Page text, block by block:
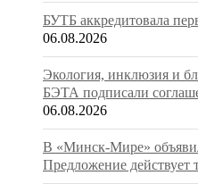
БУТБ аккредитовала
06.08.2026
Экология, инклюзия и
БЭТА подписали
06.08.2026
В «Минск-Мире»
Предложение действует